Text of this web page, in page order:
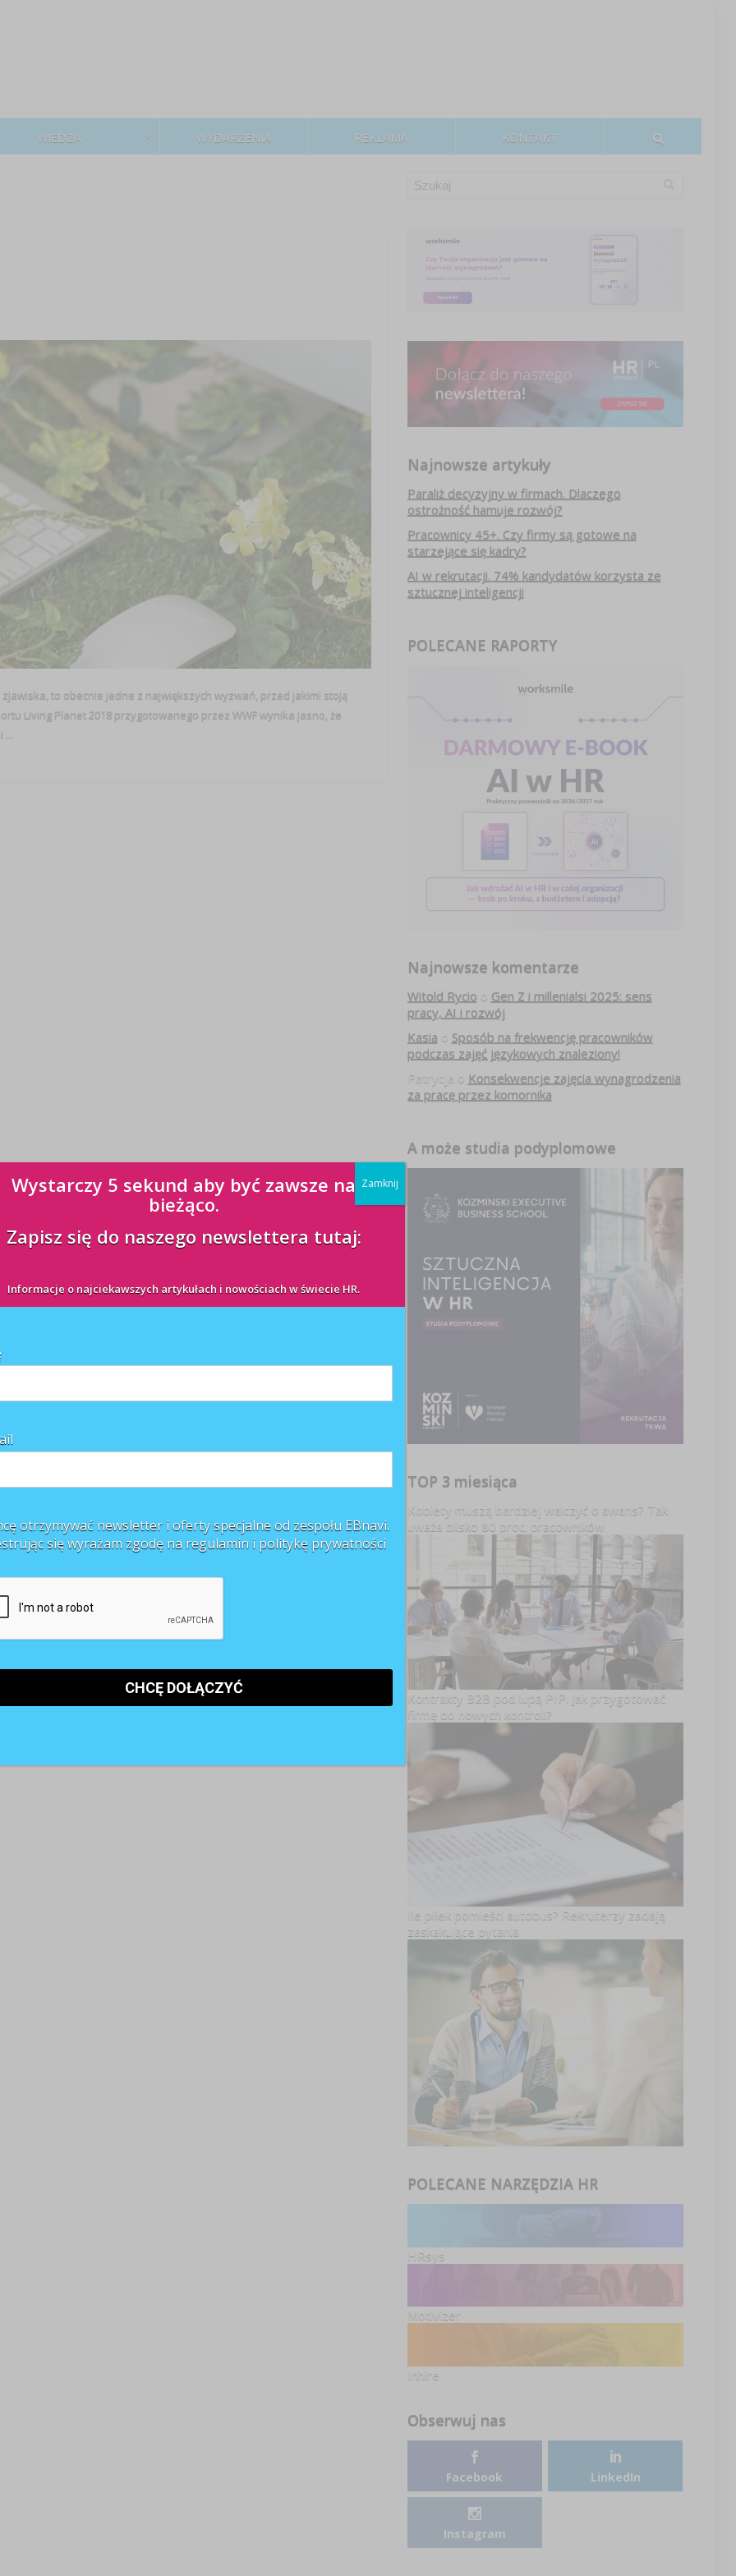
WIEDZA WYDARZENIA REKLAMA KONTAKT
to obecnie jedne z największych wyzwań, przed jakimi stoją
Living Planet 2018 przygotowanego przez WWF wynika jasno, że
...
Najnowsze artykuły
Paraliż decyzyjny w firmach. Dlaczego
ostrożność hamuje rozwój?
Pracownicy 45+. Czy firmy są gotowe na
starzejące się kadry?
AI w rekrutacji. 74% kandydatów korzysta ze
sztucznej inteligencji
POLECANE RAPORTY
Najnowsze komentarze
Witold Rycio o Gen Z i millenialsi 2025: sens
pracy, AI i rozwój
Kasia o Sposób na frekwencję pracowników
podczas zajęć językowych znaleziony!
Patrycja o Konsekwencje zajęcia wynagrodzenia
za pracę przez komornika
A może studia podyplomowe
TOP 3 miesiąca
Kobiety muszą bardziej walczyć o awans? Tak
uważa blisko 80 proc. pracowników
Kontrakty B2B pod lupą PIP. Jak przygotować
firmę do nowych kontroli?
Ile piłek pomieści autobus? Rekruterzy zadają
zaskakujące pytania
POLECANE NARZĘDZIA HR
HRsys
Motivizer
Inhire
Obserwuj nas
Facebook LinkedIn
Instagram
Wystarczy 5 sekund aby być zawsze na
bieżąco.
Zapisz się do naszego newslettera tutaj:
Informacje o najciekawszych artykułach i nowościach w świecie HR.
otrzymywać newsletter i oferty specjalne od zespołu EBnavi.
się wyrażam zgodę na regulamin i politykę prywatności
Zamknij